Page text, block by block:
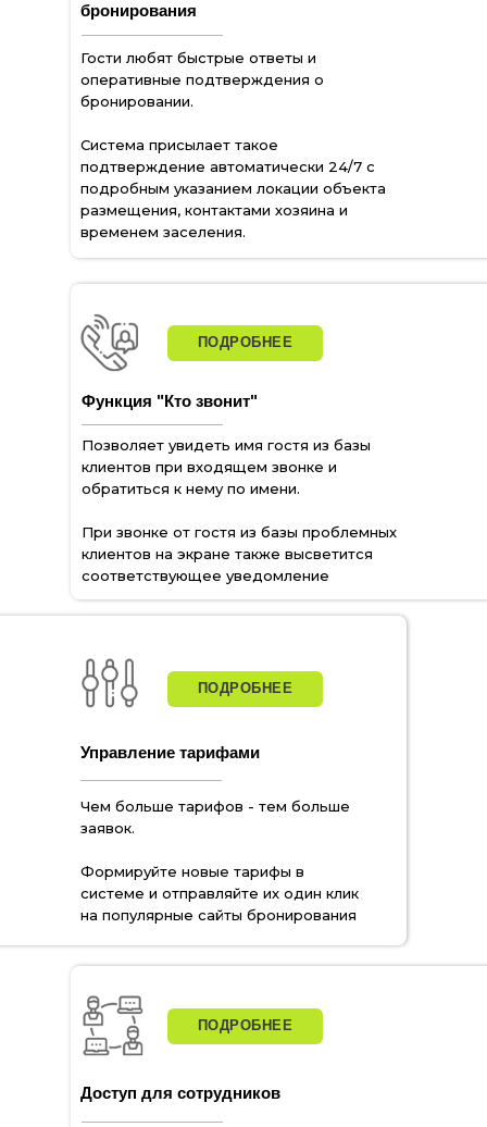
бронирования
Гости любят быстрые ответы и
оперативные подтверждения о
бронировании.
Система присылает такое
подтверждение автоматически 24/7 с
подробным указанием локации объекта
размещения, контактами хозяина и
временем заселения.
Функция "Кто звонит"
Позволяет увидеть имя гостя из базы
клиентов при входящем звонке и
обратиться к нему по имени.
При звонке от гостя из базы проблемных
клиентов на экране также высветится
соответствующее уведомление
Доступ для сотрудников
Управление тарифами
Чем больше тарифов - тем больше
заявок.
Формируйте новые тарифы в
системе и отправляйте их один клик
на популярные сайты бронирования
ПОДРОБНЕЕ
ПОДРОБНЕЕ
ПОДРОБНЕЕ